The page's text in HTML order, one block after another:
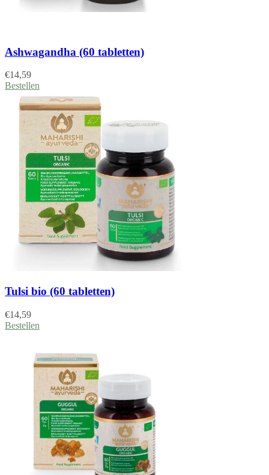
Ashwagandha (60 tabletten)
€14,59
Bestellen
Tulsi bio (60 tabletten)
€14,59
Bestellen